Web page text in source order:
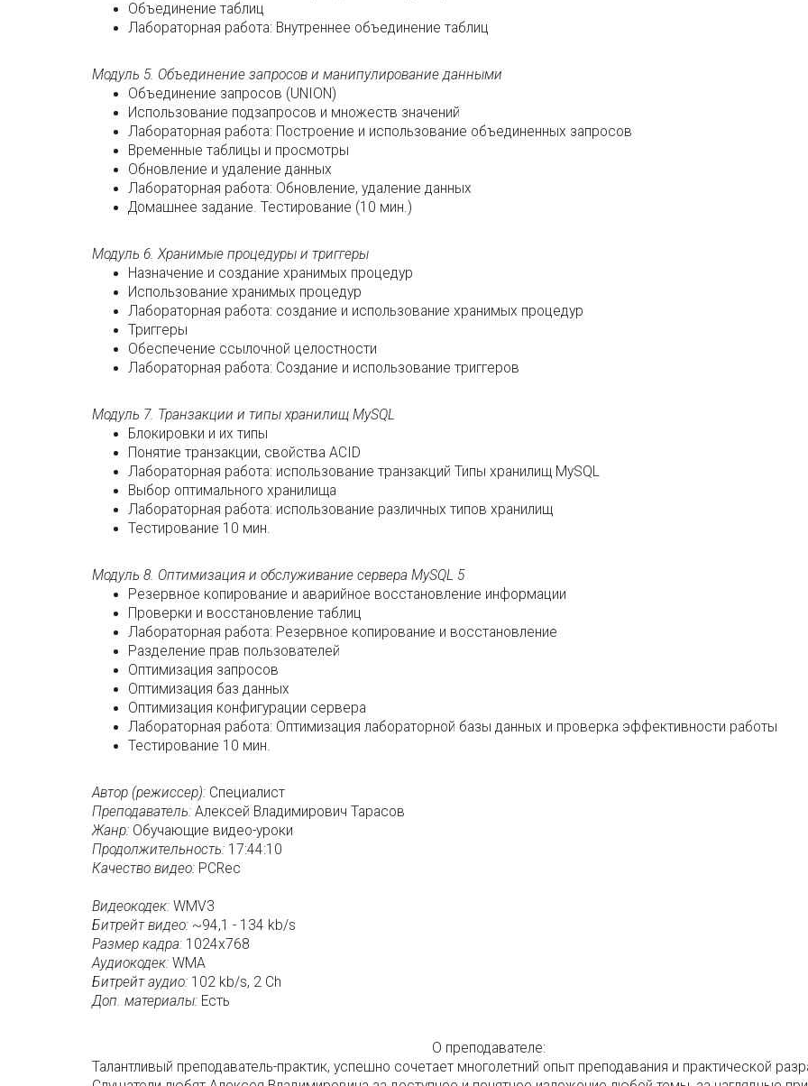
Объединение таблиц
Лабораторная работа: Внутреннее объединение таблиц
Модуль 5. Объединение запросов и манипулирование данными
Объединение запросов (UNION)
Использование подзапросов и множеств значений
Лабораторная работа: Построение и использование объединенных запросов
Временные таблицы и просмотры
Обновление и удаление данных
Лабораторная работа: Обновление, удаление данных
Домашнее задание. Тестирование (10 мин.)
Модуль 6. Хранимые процедуры и триггеры
Назначение и создание хранимых процедур
Использование хранимых процедур
Лабораторная работа: создание и использование хранимых процедур
Триггеры
Обеспечение ссылочной целостности
Лабораторная работа: Создание и использование триггеров
Модуль 7. Транзакции и типы хранилищ MySQL
Блокировки и их типы
Понятие транзакции, свойства ACID
Лабораторная работа: использование транзакций Типы хранилищ MySQL
Выбор оптимального хранилища
Лабораторная работа: использование различных типов хранилищ
Тестирование 10 мин.
Модуль 8. Оптимизация и обслуживание сервера MySQL 5
Резервное копирование и аварийное восстановление информации
Проверки и восстановление таблиц
Лабораторная работа: Резервное копирование и восстановление
Разделение прав пользователей
Оптимизация запросов
Оптимизация баз данных
Оптимизация конфигурации сервера
Лабораторная работа: Оптимизация лабораторной базы данных и проверка эффективности работы
Тестирование 10 мин.
Автор (режиссер): Специалист
Преподаватель: Алексей Владимирович Тарасов
Жанр: Обучающие видео-уроки
Продолжительность: 17:44:10
Качество видео: PCRec
Видеокодек: WMV3
Битрейт видео: ~94,1 - 134 kb/s
Размер кадра: 1024x768
Аудиокодек: WMA
Битрейт аудио: 102 kb/s, 2 Ch
Доп. материалы: Есть
О преподавателе:
Талантливый преподаватель-практик, успешно сочетает многолетний опыт преподавания и практической